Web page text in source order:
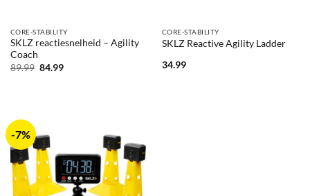
CORE-STABILITY
SKLZ reactiesnelheid – Agility
Coach
89.99 Oorspronkelijke
84.99Huidige
CORE-STABILITY
SKLZ Reactive Agility Ladder
34.99
-7%